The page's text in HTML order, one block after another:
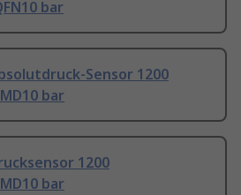
bar
Sensor 1200
bar
1200
bar